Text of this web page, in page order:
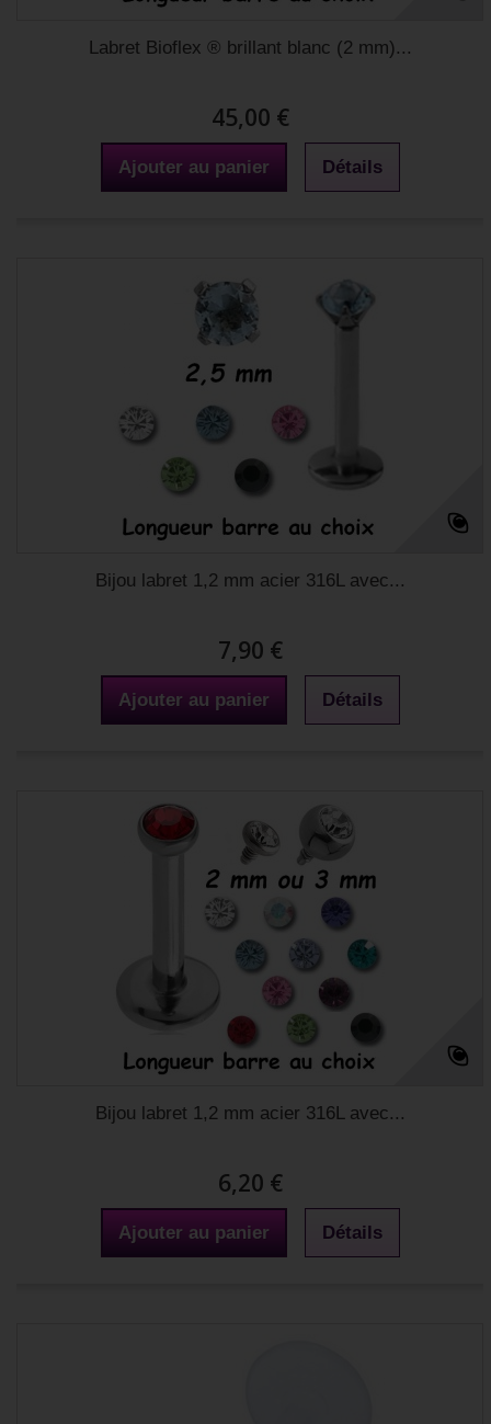
Labret Bioflex ® brillant blanc (2 mm)...
45,00 €
Ajouter au panier Détails
Bijou labret 1,2 mm acier 316L avec...
7,90 €
Ajouter au panier Détails
Bijou labret 1,2 mm acier 316L avec...
6,20 €
Ajouter au panier Détails